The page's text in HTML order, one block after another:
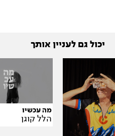
יכול גם לעניין אותך
מה עכשיו
הלל קוגן